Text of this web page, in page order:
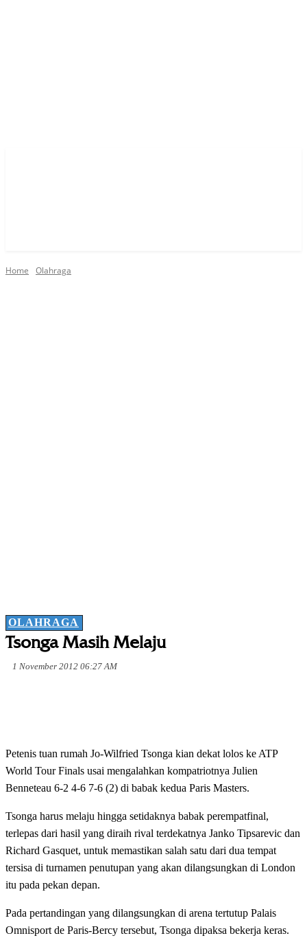
Home Olahraga
OLAHRAGA
Tsonga Masih Melaju
1 November 2012 06:27 AM
Petenis tuan rumah Jo-Wilfried Tsonga kian dekat lolos ke ATP
World Tour Finals usai mengalahkan kompatriotnya Julien
Benneteau 6-2 4-6 7-6 (2) di babak kedua Paris Masters.
Tsonga harus melaju hingga setidaknya babak perempatfinal,
terlepas dari hasil yang diraih rival terdekatnya Janko Tipsarevic dan
Richard Gasquet, untuk memastikan salah satu dari dua tempat
tersisa di turnamen penutupan yang akan dilangsungkan di London
itu pada pekan depan.
Pada pertandingan yang dilangsungkan di arena tertutup Palais
Omnisport de Paris-Bercy tersebut, Tsonga dipaksa bekerja keras.